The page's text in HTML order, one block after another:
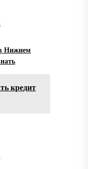
Нижнем
кредит